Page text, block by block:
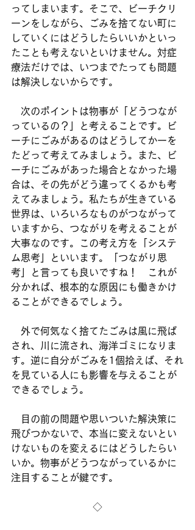
ってしまいます。そこで、ビーチクリ
ーンをしながら、ごみを捨てない町に
していくにはどうしたらいいかといっ
たことも考えないといけません。対症
療法だけでは、いつまでたっても問題
は解決しないからです。
次のポイントは物事が「どうつなが
っているの？」と考えることです。ビ
ーチにごみがあるのはどうしてかーを
たどって考えてみましょう。また、ビ
ーチにごみがあった場合となかった場
合は、その先がどう違ってくるかも考
えてみましょう。私たちが生きている
世界は、いろいろなものがつながって
いますから、つながりを考えることが
大事なのです。この考え方を「システ
ム思考」といいます。「つながり思
考」と言っても良いですね！　これが
分かれば、根本的な原因にも働きかけ
ることができるでしょう。
外で何気なく捨てたごみは風に飛ば
され、川に流され、海洋ゴミになりま
す。逆に自分がごみを1個拾えば、それ
を見ている人にも影響を与えることが
できるでしょう。
目の前の問題や思いついた解決策に
飛びつかないで、本当に変えないとい
けないものを変えるにはどうしたらい
いか。物事がどうつながっているかに
注目することが鍵です。
◇